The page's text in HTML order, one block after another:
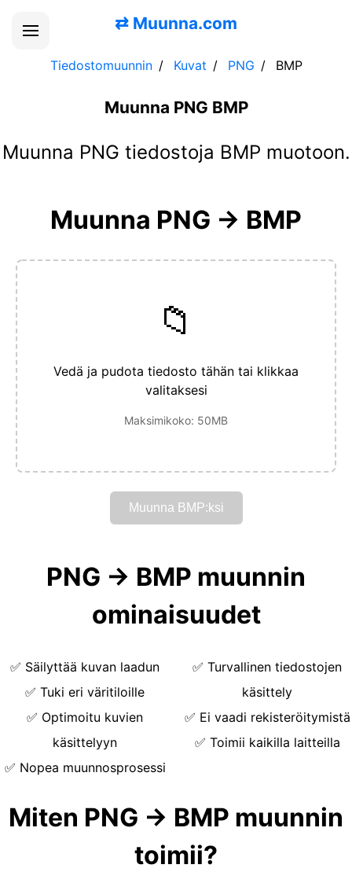
⇄ Muunna.com
Tiedostomuunnin Kuvat PNG BMP
Muunna PNG BMP
Muunna PNG tiedostoja BMP muotoon.
Muunna PNG → BMP
📁
Vedä ja pudota tiedosto tähän tai klikkaa
valitaksesi
Maksimikoko: 50MB
Muunna BMP:ksi
PNG → BMP muunnin
ominaisuudet
✅ Säilyttää kuvan laadun
✅ Tuki eri väritiloille
✅ Optimoitu kuvien
käsittelyyn
✅ Nopea muunnosprosessi
✅ Turvallinen tiedostojen
käsittely
✅ Ei vaadi rekisteröitymistä
✅ Toimii kaikilla laitteilla
Miten PNG → BMP muunnin
toimii?